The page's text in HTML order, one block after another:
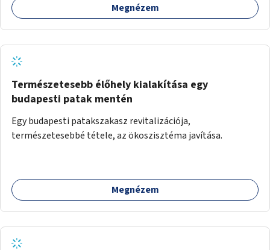
Megnézem
Természetesebb élőhely kialakítása egy
budapesti patak mentén
Egy budapesti patakszakasz revitalizációja,
természetesebbé tétele, az ökoszisztéma javítása.
Megnézem